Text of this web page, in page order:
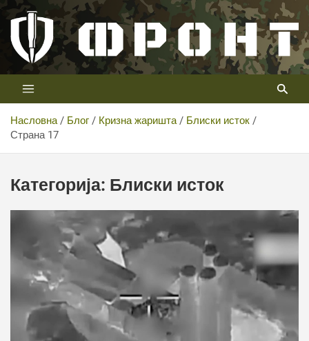
Скип
цонтент
Телевизија ФРОНТ
Први војни канал у Србији
Насловна Блог Кризна жаришта
Блиски исток
Страна 17
Категорија: Блиски исток